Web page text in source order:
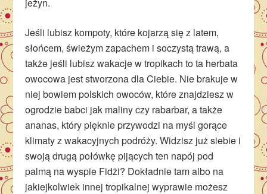
Jeśli lubisz kompoty, które kojarzą się z latem,
słońcem, świeżym zapachem i soczystą trawą, a
także jeśli lubisz wakacje w tropikach to ta herbata
owocowa jest stworzona dla Ciebie. Nie brakuje w
niej bowiem polskich owoców, które znajdziesz w
ogrodzie babci jak maliny czy rabarbar, a także
ananas, który pięknie przywodzi na myśl gorące
klimaty z wakacyjnych podróży. Widzisz już siebie i
swoją drugą połówkę pijących ten napój pod
palmą na wyspie Fidżi? Dokładnie tam albo na
jakiejkolwiek innej tropikalnej wyprawie możesz